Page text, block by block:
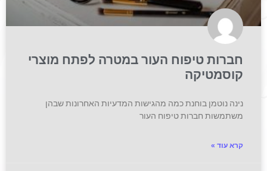
חברות טיפוח העור במטרה לפתח מוצרי
קוסמטיקה
נינה נוטמן בוחנת כמה מהגישות המדעיות האחרונות שבהן
משתמשות חברות טיפוח העור
קרא עוד »